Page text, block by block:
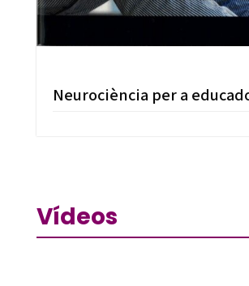
Neurociència per a
Vídeos